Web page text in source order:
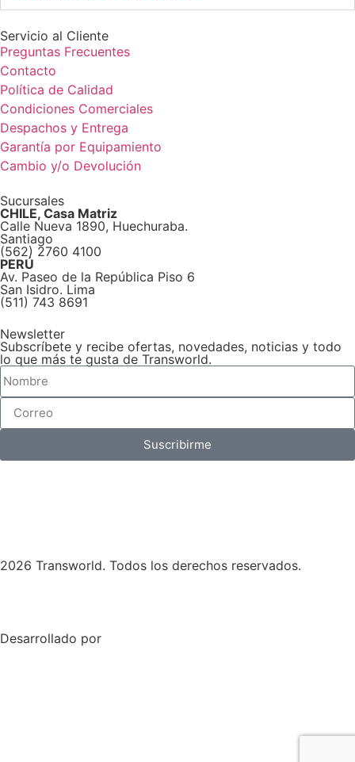
Servicio al Cliente
Preguntas Frecuentes
Contacto
Política de Calidad
Condiciones Comerciales
Despachos y Entrega
Garantía por Equipamiento
Cambio y/o Devolución
Sucursales
CHILE, Casa Matriz
Calle Nueva 1890, Huechuraba.
Santiago
(562) 2760 4100
PERÚ
Av. Paseo de la República Piso 6
San Isidro. Lima
(511) 743 8691
Newsletter
Subscríbete y recibe ofertas, novedades, noticias y todo
lo que más te gusta de Transworld.
Suscribirme
2026 Transworld. Todos los derechos reservados.
Desarrollado por